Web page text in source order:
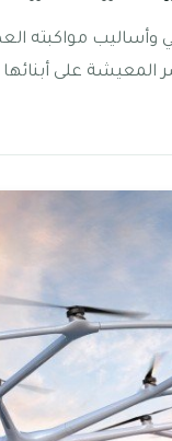
مواكبته
المعيشة على